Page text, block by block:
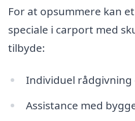
For at opsummere kan
speciale i carport med
tilbyde:
Individuel rådgivning
Assistance med